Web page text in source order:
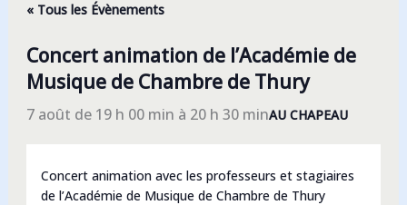
« Tous les Évènements
Concert animation de l’Académie de
Musique de Chambre de Thury
7 août de 19 h 00 min à 20 h 30 minAU CHAPEAU
Concert animation avec les professeurs et stagiaires
de l’Académie de Musique de Chambre de Thury